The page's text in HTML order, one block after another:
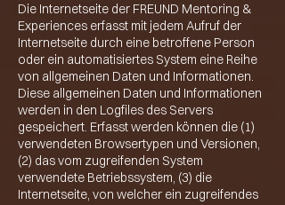
Die Internetseite der FREUND Mentoring &
Experiences erfasst mit jedem Aufruf der
Internetseite durch eine betroffene Person
oder ein automatisiertes System eine Reihe
von allgemeinen Daten und Informationen.
Diese allgemeinen Daten und Informationen
werden in den Logfiles des Servers
gespeichert. Erfasst werden können die (1)
verwendeten Browsertypen und Versionen,
(2) das vom zugreifenden System
verwendete Betriebssystem, (3) die
Internetseite, von welcher ein zugreifendes